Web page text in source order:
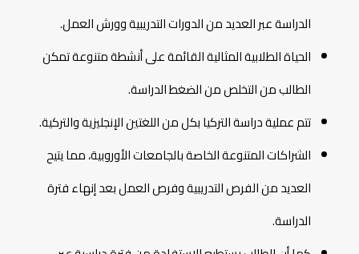
الدراسة عبر العديد من الدورات التدريبية وورش العمل.
الحياة الطلابية المثالية القائمة على أنشطة متنوعة تمكن
الطالب من التخلص من الضغط الدراسة.
تتم عملية دراسة التركيا بكل من اللغتين الإنجليزية والتركية.
الشراكات المتنوعة الخاصة بالجامعات الأوروبية، مما يتيح
العديد من الفرص التدريبية وفرص العمل بعد إنهاء فترة
الدراسة.